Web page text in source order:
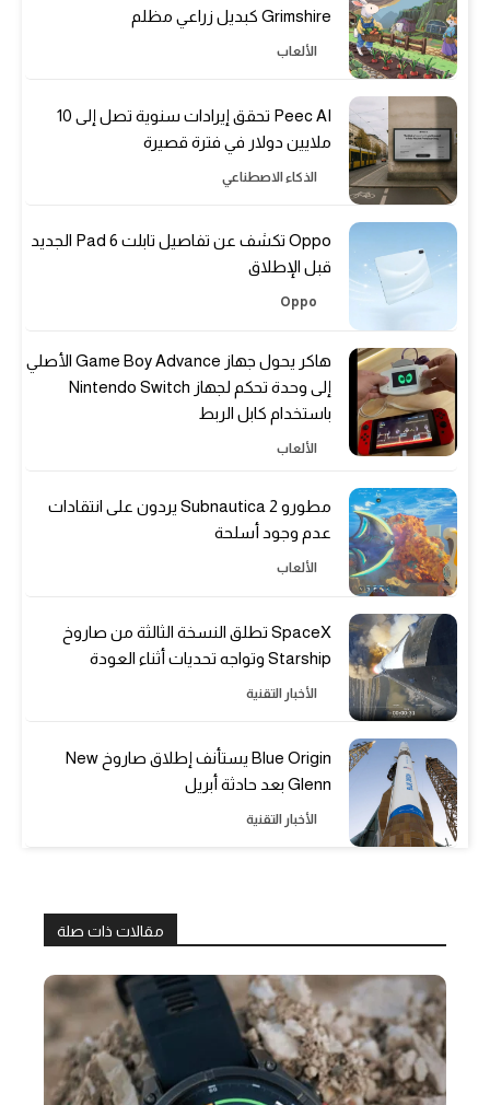
Grimshire كبديل زراعي مظلم
الألعاب
Peec AI تحقق إيرادات سنوية تصل إلى 10
ملايين دولار في فترة قصيرة
الذكاء الاصطناعي
Oppo تكشف عن تفاصيل تابلت Pad 6 الجديد
قبل الإطلاق
Oppo
هاكر يحول جهاز Game Boy Advance الأصلي
إلى وحدة تحكم لجهاز Nintendo Switch
باستخدام كابل الربط
الألعاب
مطورو Subnautica 2 يردون على انتقادات
عدم وجود أسلحة
الألعاب
SpaceX تطلق النسخة الثالثة من صاروخ
Starship وتواجه تحديات أثناء العودة
الأخبار التقنية
Blue Origin يستأنف إطلاق صاروخ New
Glenn بعد حادثة أبريل
الأخبار التقنية
مقالات ذات صلة